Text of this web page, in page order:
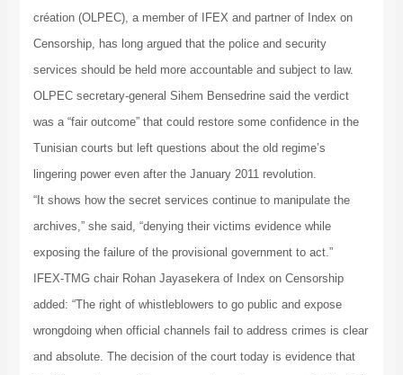
création (OLPEC), a member of IFEX and partner of Index on
Censorship, has long argued that the police and security
services should be held more accountable and subject to law.
OLPEC secretary-general Sihem Bensedrine said the verdict
was a “fair outcome” that could restore some confidence in the
Tunisian courts but left questions about the old regime’s
lingering power even after the January 2011 revolution.
“It shows how the secret services continue to manipulate the
archives,” she said, “denying their victims evidence while
exposing the failure of the provisional government to act.”
IFEX-TMG chair Rohan Jayasekera of Index on Censorship
added: “The right of whistleblowers to go public and expose
wrongdoing when official channels fail to address crimes is clear
and absolute. The decision of the court today is evidence that